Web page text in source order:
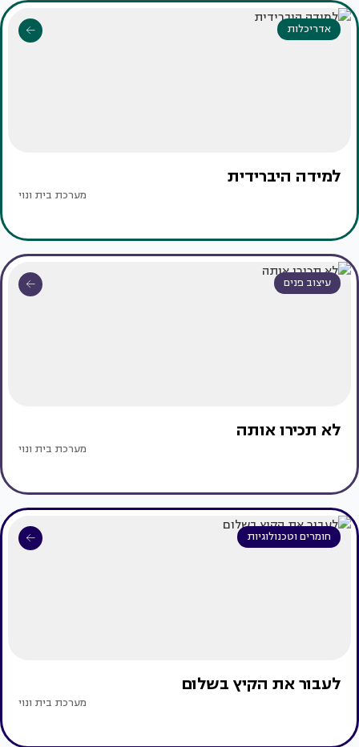
אדריכלות
למידה היברידית
מערכת בית ונוי
עיצוב פנים
לא תכירו אותה
מערכת בית ונוי
חומרים וטכנולוגיות
לעבור את הקיץ בשלום
מערכת בית ונוי